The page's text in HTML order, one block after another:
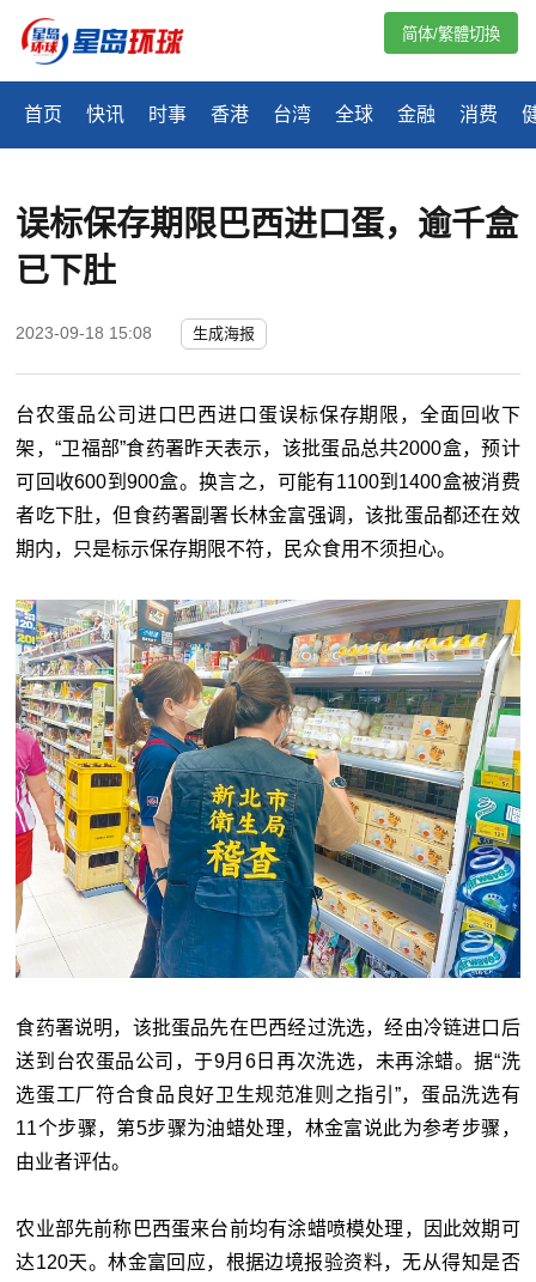
首页 快讯 时事 香港 台湾 全球 金融 消费
简体/繁體切換
误标保存期限巴西进口蛋，逾千盒
已下肚
2023-09-18 15:08 生成海报
台农蛋品公司进口巴西进口蛋误标保存期限，全面回收下
架，“卫福部”食药署昨天表示，该批蛋品总共2000盒，预计
可回收600到900盒。换言之，可能有1100到1400盒被消费
者吃下肚，但食药署副署长林金富强调，该批蛋品都还在效
期内，只是标示保存期限不符，民众食用不须担心。
食药署说明，该批蛋品先在巴西经过洗选，经由冷链进口后
送到台农蛋品公司，于9月6日再次洗选，未再涂蜡。据“洗
选蛋工厂符合食品良好卫生规范准则之指引”，蛋品洗选有
11个步骤，第5步骤为油蜡处理，林金富说此为参考步骤，
由业者评估。
农业部先前称巴西蛋来台前均有涂蜡喷模处理，因此效期可
达120天。林金富回应，根据边境报验资料，无从得知是否